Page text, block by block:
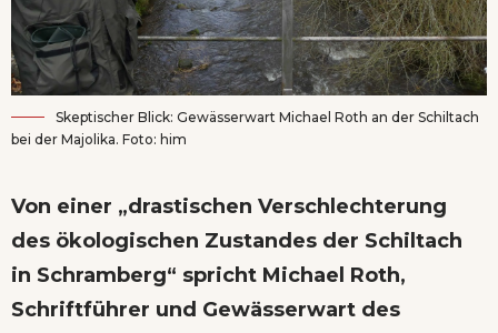
Skeptischer Blick: Gewässerwart Michael Roth an der Schiltach
bei der Majolika. Foto: him
Von einer „drastischen Verschlechterung
des ökologischen Zustandes der Schiltach
in Schramberg“ spricht Michael Roth,
Schriftführer und Gewässerwart des